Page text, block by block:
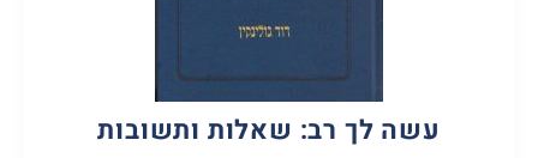
עשה לך רב: שאלות ותשובות